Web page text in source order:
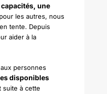
une
les autres, nous
tente. Depuis
aider à la
personnes
disponibles
suite à cette